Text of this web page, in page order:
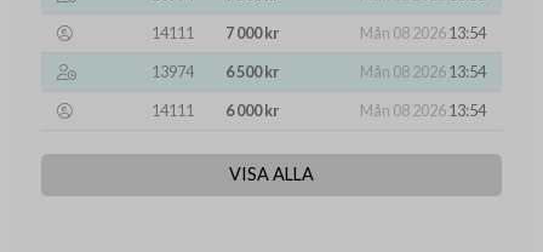
14111
7 000 kr Mån 08 202613:54
13974
6 500 kr Mån 08 202613:54
14111
6 000 kr Mån 08 202613:54
VISA ALLA